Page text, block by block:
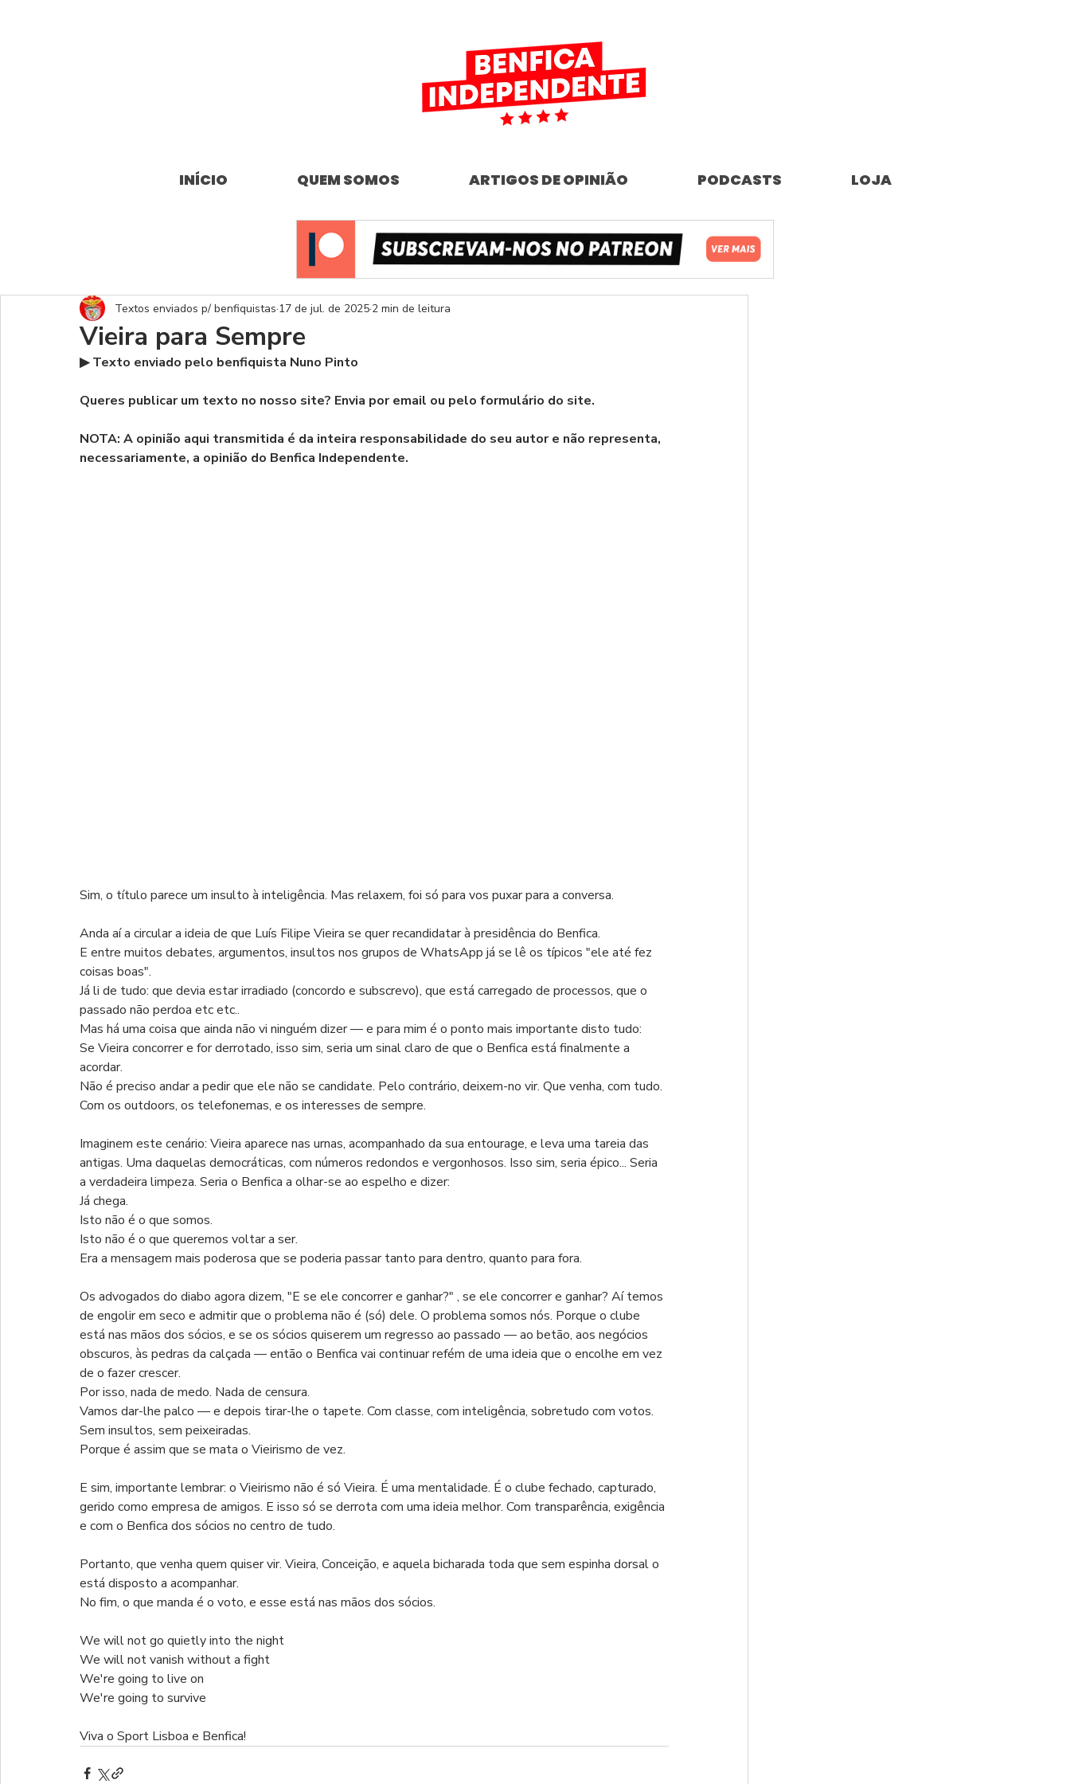
INÍCIO QUEM SOMOS ARTIGOS DE OPINIÃO PODCASTS LOJA
Vieira para Sempre
Textos enviados p/ benfiquistas 17 de jul. de 2025 2 min de leitura
▶ Texto enviado pelo benfiquista Nuno Pinto
Queres publicar um texto no nosso site? Envia por email ou pelo formulário do site.
NOTA: A opinião aqui transmitida é da inteira responsabilidade do seu autor e não representa,
necessariamente, a opinião do Benfica Independente.
Sim, o título parece um insulto à inteligência. Mas relaxem, foi só para vos puxar para a conversa.
Anda aí a circular a ideia de que Luís Filipe Vieira se quer recandidatar à presidência do Benfica.
E entre muitos debates, argumentos, insultos nos grupos de WhatsApp já se lê os típicos "ele até fez
coisas boas".
Já li de tudo: que devia estar irradiado (concordo e subscrevo), que está carregado de processos, que o
passado não perdoa etc etc..
Mas há uma coisa que ainda não vi ninguém dizer — e para mim é o ponto mais importante disto tudo:
Se Vieira concorrer e for derrotado, isso sim, seria um sinal claro de que o Benfica está finalmente a
acordar.
Não é preciso andar a pedir que ele não se candidate. Pelo contrário, deixem-no vir. Que venha, com tudo.
Com os outdoors, os telefonemas, e os interesses de sempre.
Imaginem este cenário: Vieira aparece nas urnas, acompanhado da sua entourage, e leva uma tareia das
antigas. Uma daquelas democráticas, com números redondos e vergonhosos. Isso sim, seria épico... Seria
a verdadeira limpeza. Seria o Benfica a olhar-se ao espelho e dizer:
Já chega.
Isto não é o que somos.
Isto não é o que queremos voltar a ser.
Era a mensagem mais poderosa que se poderia passar tanto para dentro, quanto para fora.
Os advogados do diabo agora dizem, "E se ele concorrer e ganhar?" , se ele concorrer e ganhar? Aí temos
de engolir em seco e admitir que o problema não é (só) dele. O problema somos nós. Porque o clube
está nas mãos dos sócios, e se os sócios quiserem um regresso ao passado — ao betão, aos negócios
obscuros, às pedras da calçada — então o Benfica vai continuar refém de uma ideia que o encolhe em vez
de o fazer crescer.
Por isso, nada de medo. Nada de censura.
Vamos dar-lhe palco — e depois tirar-lhe o tapete. Com classe, com inteligência, sobretudo com votos.
Sem insultos, sem peixeiradas.
Porque é assim que se mata o Vieirismo de vez.
E sim, importante lembrar: o Vieirismo não é só Vieira. É uma mentalidade. É o clube fechado, capturado,
gerido como empresa de amigos. E isso só se derrota com uma ideia melhor. Com transparência, exigência
e com o Benfica dos sócios no centro de tudo.
Portanto, que venha quem quiser vir. Vieira, Conceição, e aquela bicharada toda que sem espinha dorsal o
está disposto a acompanhar.
No fim, o que manda é o voto, e esse está nas mãos dos sócios.
We will not go quietly into the night
We will not vanish without a fight
We're going to live on
We're going to survive
Viva o Sport Lisboa e Benfica!